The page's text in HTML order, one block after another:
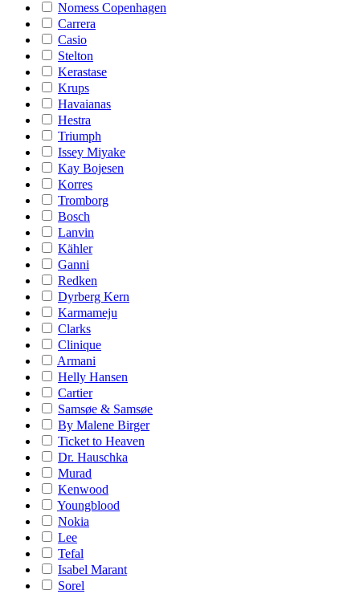
Nomess Copenhagen
Carrera
Casio
Stelton
Kerastase
Krups
Havaianas
Hestra
Triumph
Issey Miyake
Kay Bojesen
Korres
Tromborg
Bosch
Lanvin
Kähler
Ganni
Redken
Dyrberg Kern
Karmameju
Clarks
Clinique
Armani
Helly Hansen
Cartier
Samsøe & Samsøe
By Malene Birger
Ticket to Heaven
Dr. Hauschka
Murad
Kenwood
Youngblood
Nokia
Lee
Tefal
Isabel Marant
Sorel